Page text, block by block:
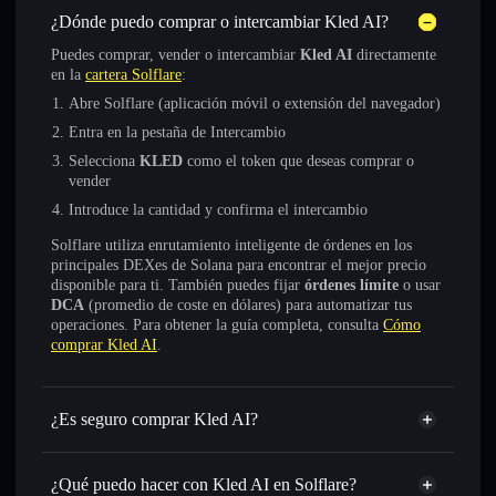
¿Dónde puedo comprar o intercambiar Kled AI?
Puedes comprar, vender o intercambiar Kled AI directamente
en la cartera Solflare:
Abre Solflare (aplicación móvil o extensión del navegador)
Entra en la pestaña de Intercambio
Selecciona KLED como el token que deseas comprar o
vender
Introduce la cantidad y confirma el intercambio
Solflare utiliza enrutamiento inteligente de órdenes en los
principales DEXes de Solana para encontrar el mejor precio
disponible para ti. También puedes fijar órdenes límite o usar
DCA (promedio de coste en dólares) para automatizar tus
operaciones. Para obtener la guía completa, consulta Cómo
comprar Kled AI.
¿Es seguro comprar Kled AI?
Kled AI token verificado
¿Qué puedo hacer con Kled AI en Solflare?